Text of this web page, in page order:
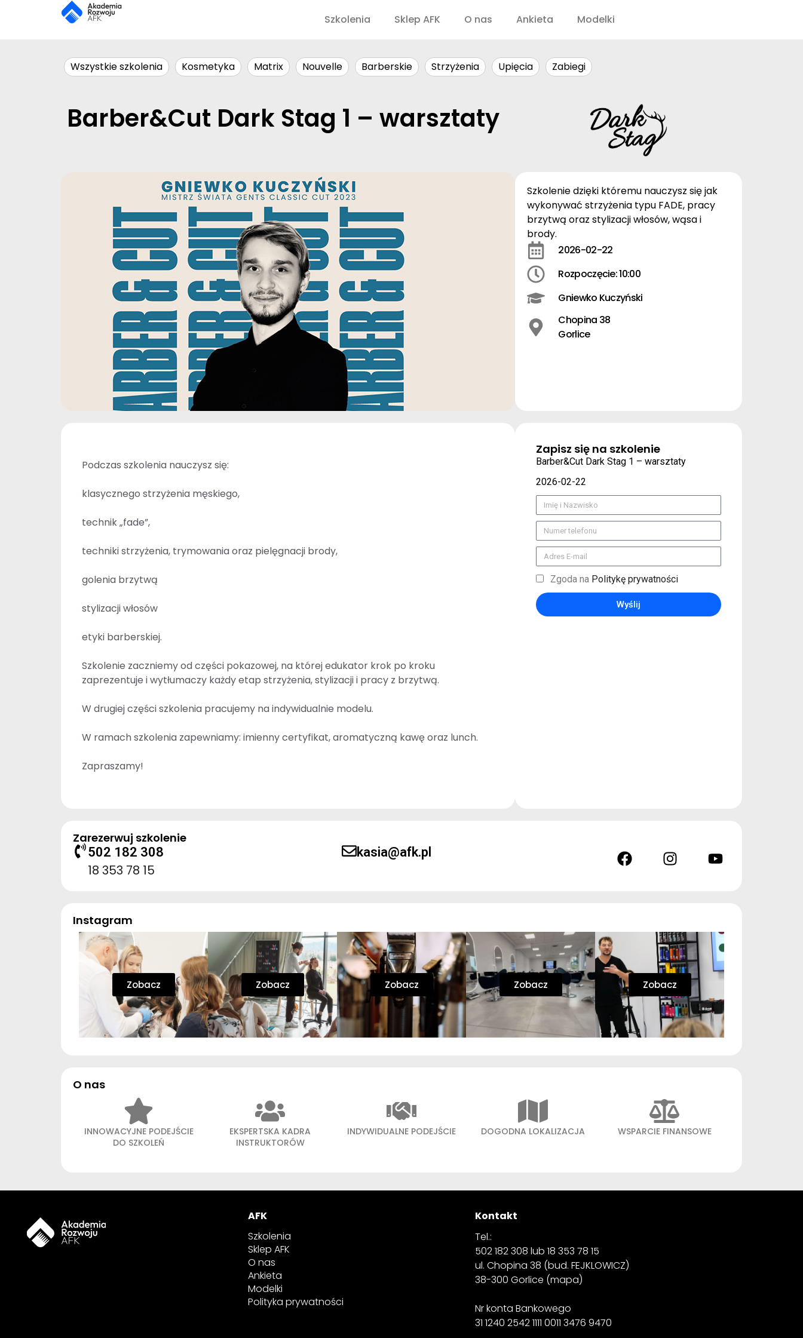
Szkolenia Sklep AFK O nas Ankieta Modelki
Wszystkie szkolenia Kosmetyka Matrix Nouvelle Barberskie Strzyżenia Upięcia Zabiegi
Barber&Cut Dark Stag 1 – warsztaty
Szkolenie dzięki któremu nauczysz się jak
wykonywać strzyżenia typu FADE, pracy
brzytwą oraz stylizacji włosów, wąsa i
brody.
2026-02-22
Rozpoczęcie: 10:00
Gniewko Kuczyński
Chopina 38
Gorlice
Podczas szkolenia nauczysz się:
klasycznego strzyżenia męskiego,
technik „fade”,
techniki strzyżenia, trymowania oraz pielęgnacji brody,
golenia brzytwą
stylizacji włosów
etyki barberskiej.
Szkolenie zaczniemy od części pokazowej, na której edukator krok po kroku
zaprezentuje i wytłumaczy każdy etap strzyżenia, stylizacji i pracy z brzytwą.
W drugiej części szkolenia pracujemy na indywidualnie modelu.
W ramach szkolenia zapewniamy: imienny certyfikat, aromatyczną kawę oraz lunch.
Zapraszamy!
Zapisz się na szkolenie
Barber&Cut Dark Stag 1 – warsztaty
2026-02-22
Zgoda na Politykę prywatności
Wyślij
Zarezerwuj szkolenie
502 182 308
18 353 78 15
kasia@afk.pl
Instagram
Zobacz Zobacz Zobacz Zobacz Zobacz
O nas
INNOWACYJNE PODEJŚCIE
DO SZKOLEŃ
EKSPERTSKA KADRA
INSTRUKTORÓW
INDYWIDUALNE PODEJŚCIE DOGODNA LOKALIZACJA WSPARCIE FINANSOWE
AFK
Szkolenia
Sklep AFK
O nas
Ankieta
Modelki
Polityka prywatności
Kontakt
Tel.:
502 182 308 lub 18 353 78 15 ‍
ul. Chopina 38 (bud. FEJKLOWICZ)
38-300 Gorlice (mapa)
Nr konta Bankowego
31 1240 2542 1111 0011 3476 9470